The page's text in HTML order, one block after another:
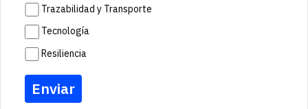
Trazabilidad y Transporte
Tecnología
Resiliencia
Enviar